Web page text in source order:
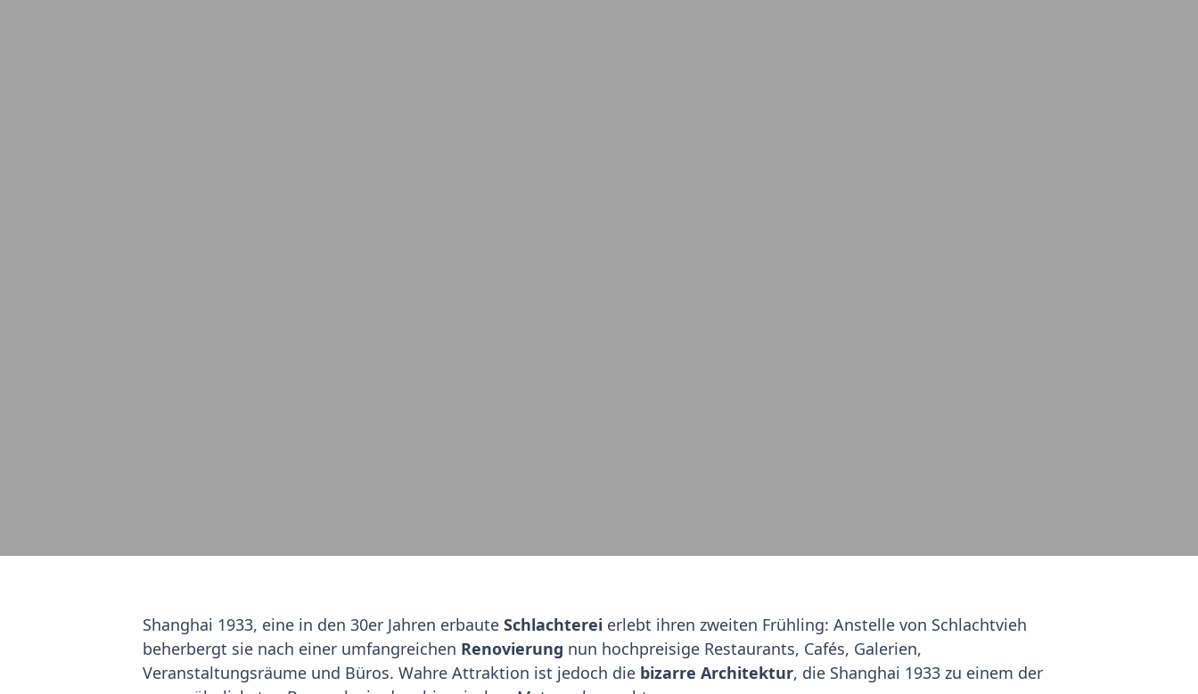
Shanghai 1933, eine in den 30er Jahren erbaute Schlachterei erlebt ihren zweiten Frühling: Anstelle von Schlachtvieh
beherbergt sie nach einer umfangreichen Renovierung nun hochpreisige Restaurants, Cafés, Galerien,
Veranstaltungsräume und Büros. Wahre Attraktion ist jedoch die bizarre Architektur, die Shanghai 1933 zu einem der